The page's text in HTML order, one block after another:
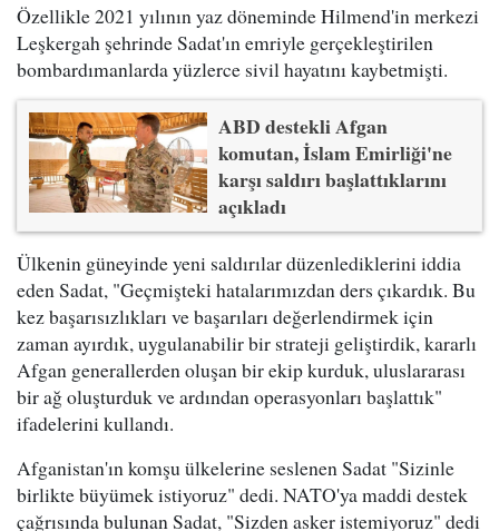
Özellikle 2021 yılının yaz döneminde Hilmend'in merkezi
Leşkergah şehrinde Sadat'ın emriyle gerçekleştirilen
bombardımanlarda yüzlerce sivil hayatını kaybetmişti.
ABD destekli Afgan
komutan, İslam Emirliği'ne
karşı saldırı başlattıklarını
açıkladı
Ülkenin güneyinde yeni saldırılar düzenlediklerini iddia
eden Sadat, "Geçmişteki hatalarımızdan ders çıkardık. Bu
kez başarısızlıkları ve başarıları değerlendirmek için
zaman ayırdık, uygulanabilir bir strateji geliştirdik, kararlı
Afgan generallerden oluşan bir ekip kurduk, uluslararası
bir ağ oluşturduk ve ardından operasyonları başlattık"
ifadelerini kullandı.
Afganistan'ın komşu ülkelerine seslenen Sadat "Sizinle
birlikte büyümek istiyoruz" dedi. NATO'ya maddi destek
çağrısında bulunan Sadat, "Sizden asker istemiyoruz" dedi